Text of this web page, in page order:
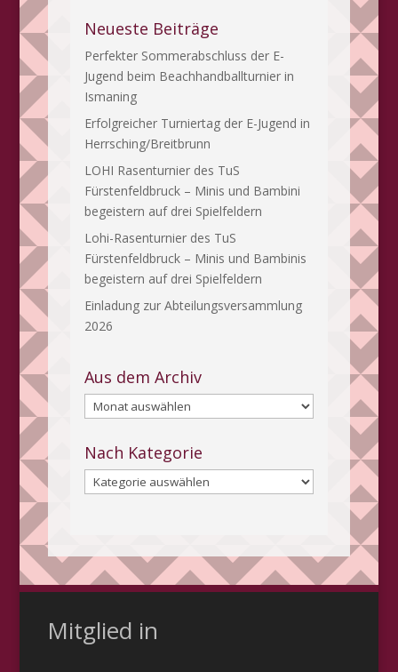
Neueste Beiträge
Perfekter Sommerabschluss der E-
Jugend beim Beachhandballturnier in
Ismaning
Erfolgreicher Turniertag der E-Jugend in
Herrsching/Breitbrunn
LOHI Rasenturnier des TuS
Fürstenfeldbruck – Minis und Bambini
begeistern auf drei Spielfeldern
Lohi-Rasenturnier des TuS
Fürstenfeldbruck – Minis und Bambinis
begeistern auf drei Spielfeldern
Einladung zur Abteilungsversammlung
2026
Aus dem Archiv
Aus
dem
Archiv
Nach Kategorie
Nach
Kategorie
Mitglied in